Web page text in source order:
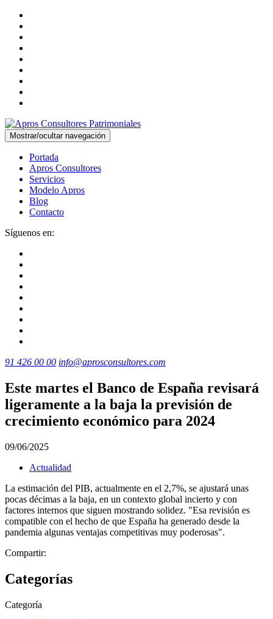
Mostrar/ocultar navegación
Portada
Apros Consultores
Servicios
Modelo Apros
Blog
Contacto
Síguenos en:
91 426 00 00 info@aprosconsultores.com
Este martes el Banco de España revisará
ligeramente a la baja la previsión de
crecimiento económico para 2024
09/06/2025
Actualidad
La estimación del PIB, actualmente en el 2,7%, se ajustará unas
pocas décimas a la baja, en un contexto global incierto y con
factores internos que siguen mostrando solidez. "Esa revisión es
compatible con el hecho de que España ha generado desde la
pandemia algunas ventajas competitivas muy poderosas".
Compartir:
Categorías
Categoría